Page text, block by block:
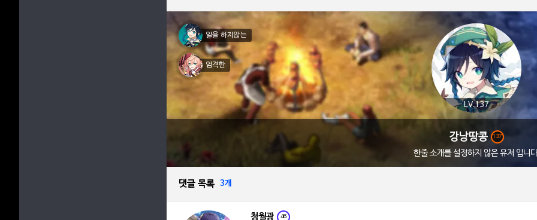
일을 하지않는
엄격한
LV.137
강낭땅콩 137
한줄 소개를 설정하지 않은 유저 입니
댓글 목록 3개
청월광 46